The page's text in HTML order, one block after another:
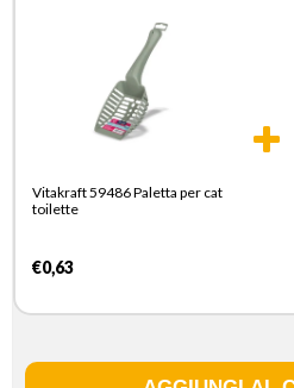
Vitakraft 59486 Paletta per cat
toilette
€0,63